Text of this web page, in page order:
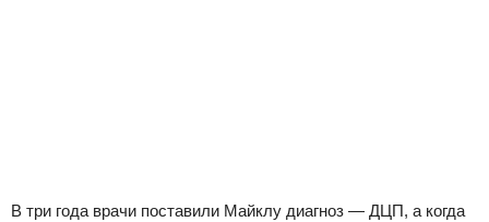
В три года врачи поставили Майклу диагноз — ДЦП, а когда